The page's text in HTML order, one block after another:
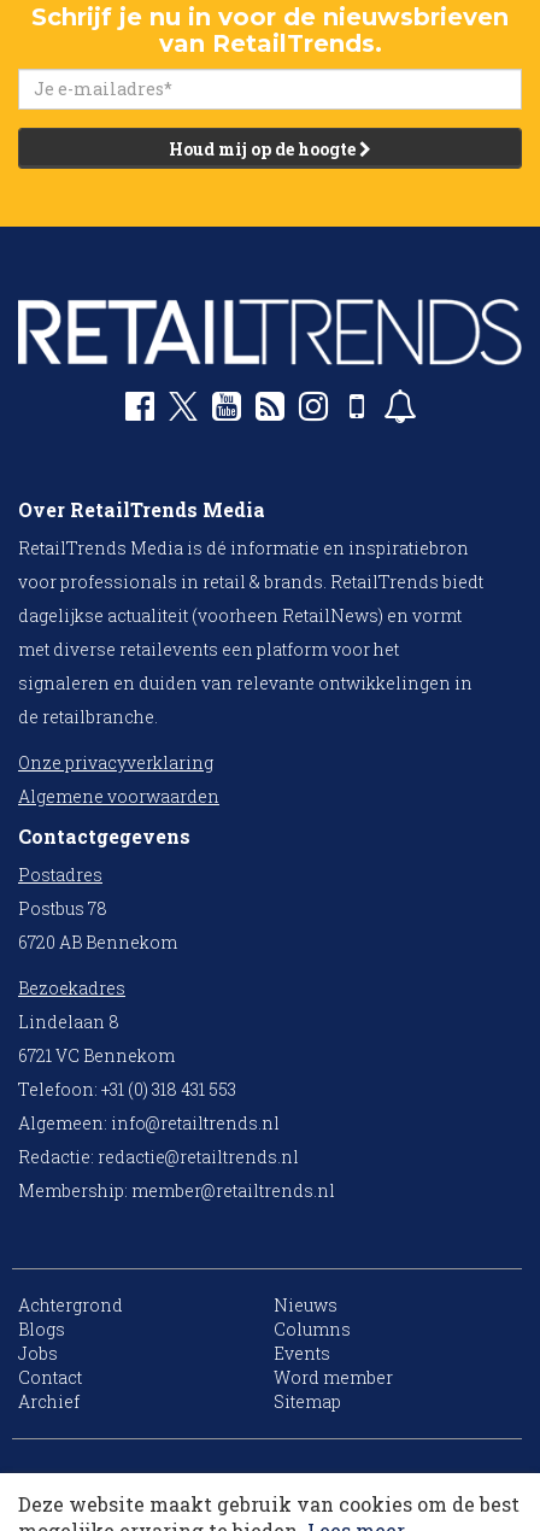
Schrijf je nu in voor de nieuwsbrieven
van RetailTrends.
Houd mij op de hoogte
Over RetailTrends Media
RetailTrends Media is dé informatie en inspiratiebron
voor professionals in retail & brands. RetailTrends biedt
dagelijkse actualiteit (voorheen RetailNews) en vormt
met diverse retailevents een platform voor het
signaleren en duiden van relevante ontwikkelingen in
de retailbranche.
Onze privacyverklaring
Algemene voorwaarden
Contactgegevens
Postadres
Postbus 78
6720 AB Bennekom
Bezoekadres
Lindelaan 8
6721 VC Bennekom
Telefoon: +31 (0) 318 431 553
Algemeen: info@retailtrends.nl
Redactie: redactie@retailtrends.nl
Membership: member@retailtrends.nl
Achtergrond
Nieuws
Blogs
Columns
Jobs
Events
Contact
Word member
Archief
Sitemap
Deze website maakt gebruik van cookies om de best
Korting op events